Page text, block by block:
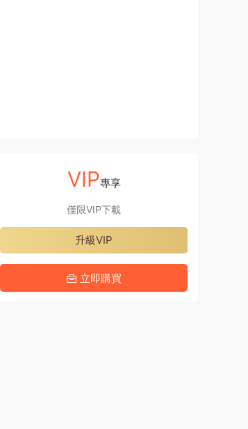
VIP專享
僅限VIP下載
升級VIP
立即購買